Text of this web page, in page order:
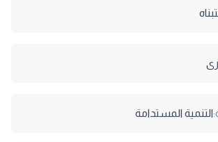
التنمية المستدامة